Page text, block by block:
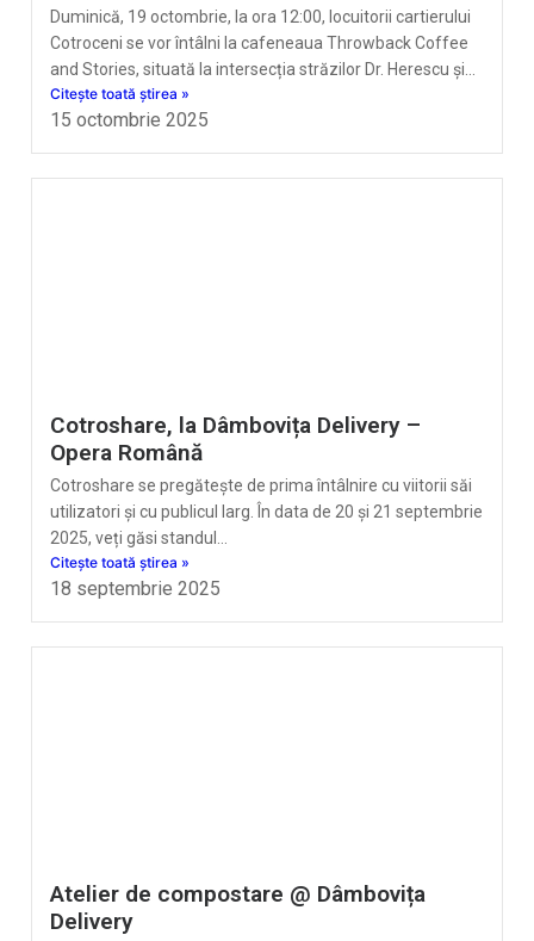
Duminică, 19 octombrie, la ora 12:00, locuitorii cartierului
Cotroceni se vor întâlni la cafeneaua Throwback Coffee
and Stories, situată la intersecția străzilor Dr. Herescu și…
Citește toată știrea »
15 octombrie 2025
Cotroshare, la Dâmbovița Delivery –
Opera Română
Cotroshare se pregătește de prima întâlnire cu viitorii săi
utilizatori și cu publicul larg. În data de 20 și 21 septembrie
2025, veți găsi standul…
Citește toată știrea »
18 septembrie 2025
Atelier de compostare @ Dâmbovița
Delivery